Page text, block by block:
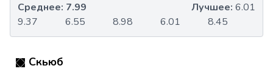
9.37 6.55 8.98 6.01 8.45
Среднее: 7.99 Лучшее: 6.01
Скьюб